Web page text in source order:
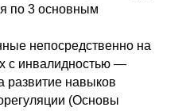
по 3 основным
непосредственно на
с инвалидностью —
развитие навыков
(Основы